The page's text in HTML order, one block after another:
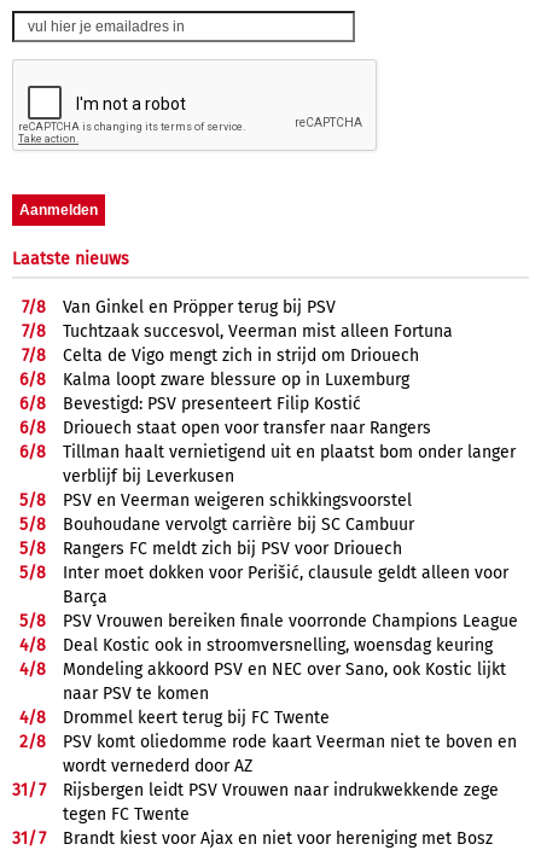
Laatste nieuws
7/8
Van Ginkel en Pröpper terug bij PSV
7/8
Tuchtzaak succesvol, Veerman mist alleen Fortuna
7/8
Celta de Vigo mengt zich in strijd om Driouech
6/8
Kalma loopt zware blessure op in Luxemburg
6/8
Bevestigd: PSV presenteert Filip Kostić
6/8
Driouech staat open voor transfer naar Rangers
6/8
Tillman haalt vernietigend uit en plaatst bom onder langer
verblijf bij Leverkusen
5/8
PSV en Veerman weigeren schikkingsvoorstel
5/8
Bouhoudane vervolgt carrière bij SC Cambuur
5/8
Rangers FC meldt zich bij PSV voor Driouech
5/8
Inter moet dokken voor Perišić, clausule geldt alleen voor
Barça
5/8
PSV Vrouwen bereiken finale voorronde Champions League
4/8
Deal Kostic ook in stroomversnelling, woensdag keuring
4/8
Mondeling akkoord PSV en NEC over Sano, ook Kostic lijkt
naar PSV te komen
4/8
Drommel keert terug bij FC Twente
2/8
PSV komt oliedomme rode kaart Veerman niet te boven en
wordt vernederd door AZ
31/7
Rijsbergen leidt PSV Vrouwen naar indrukwekkende zege
tegen FC Twente
31/7
Brandt kiest voor Ajax en niet voor hereniging met Bosz